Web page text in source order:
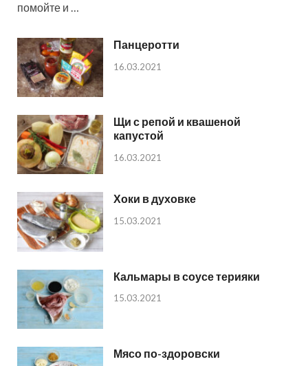
помойте и …
Панцеротти
16.03.2021
Щи с репой и квашеной
капустой
16.03.2021
Хоки в духовке
15.03.2021
Кальмары в соусе терияки
15.03.2021
Мясо по-здоровски